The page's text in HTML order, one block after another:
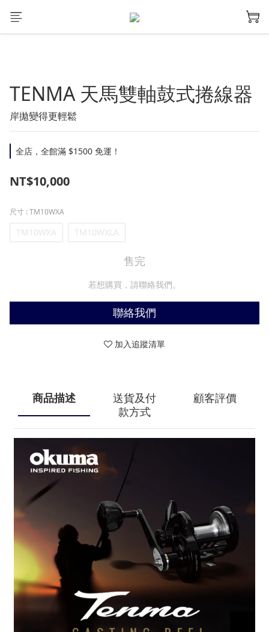
TENMA 天馬雙軸鼓式捲線器
岸拋變得更輕鬆
全店，全館滿 $1500 免運！
NT$10,000
尺寸 : TM10WXA
TM10WXA TM10WXLA
售完
若想購買，請聯絡我們。
聯絡我們
加入追蹤清單
商品描述
送貨及付
款方式
顧客評價